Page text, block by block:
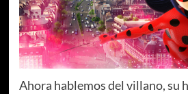
Ahora hablemos del villano, su